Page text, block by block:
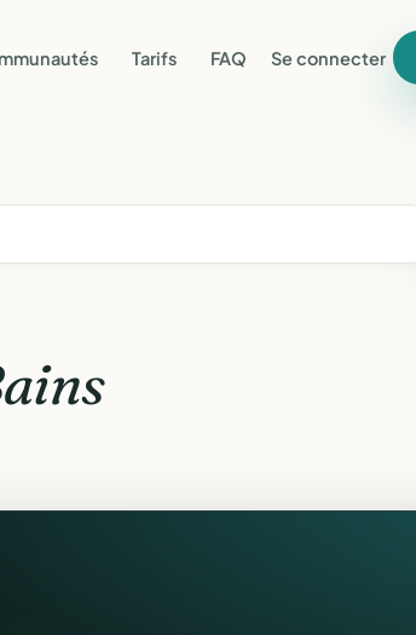
Tarifs FAQ Se connecter